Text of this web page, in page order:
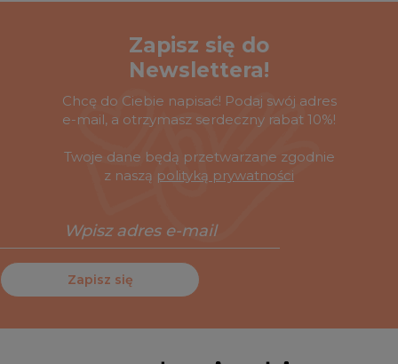
Zapisz się do
Newslettera!
Chcę do Ciebie napisać! Podaj swój adres
e-mail, a otrzymasz serdeczny rabat 10%!
Twoje dane będą przetwarzane zgodnie
z naszą polityką prywatności
Zapisz się